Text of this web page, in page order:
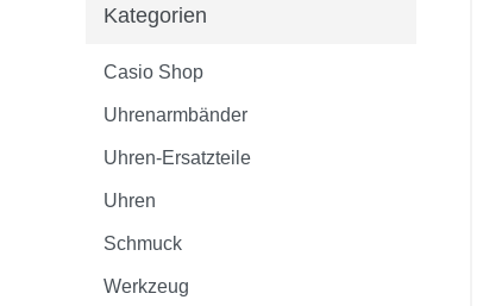
Kategorien
Casio Shop
Uhrenarmbänder
Uhren-Ersatzteile
Uhren
Schmuck
Werkzeug